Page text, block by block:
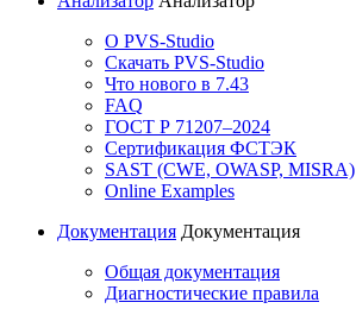
О PVS-Studio
Скачать PVS-Studio
Что нового в 7.43
FAQ
ГОСТ Р 71207–2024
Сертификация ФСТЭК
SAST (CWE, OWASP, MISRA)
Online Examples
Документация Документация
Общая документация
Диагностические правила